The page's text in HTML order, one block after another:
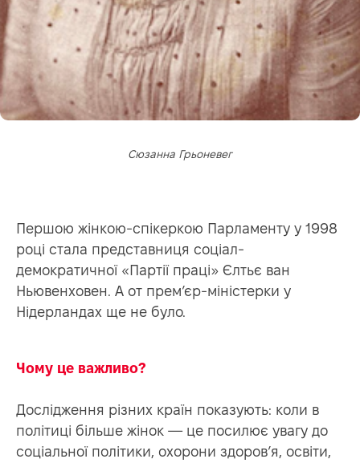
Сюзанна Грьоневег
Першою жінкою-спікеркою Парламенту у 1998
році стала представниця соціал-
демократичної «Партії праці» Єлтьє ван
Ньювенховен. А от прем’єр-міністерки у
Нідерландах ще не було.
Чому це важливо?
Дослідження різних країн показують: коли в
політиці більше жінок — це посилює увагу до
соціальної політики, охорони здоров’я, освіти,